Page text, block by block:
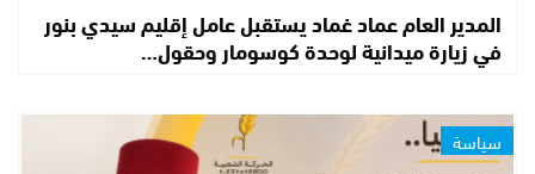
المدير العام عماد غماد يستقبل عامل إقليم سيدي بنور
في زيارة ميدانية لوحدة كوسومار وحقول…
سياسة